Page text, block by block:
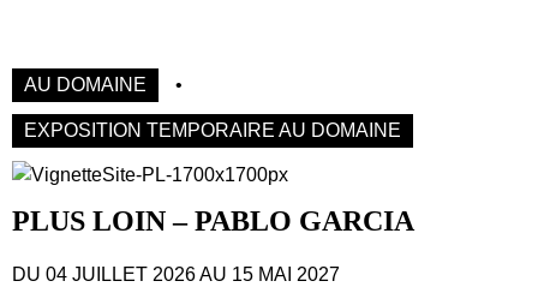
AU DOMAINE •
EXPOSITION TEMPORAIRE AU DOMAINE
PLUS LOIN – PABLO GARCIA
DU 04 JUILLET 2026AU 15 MAI 2027